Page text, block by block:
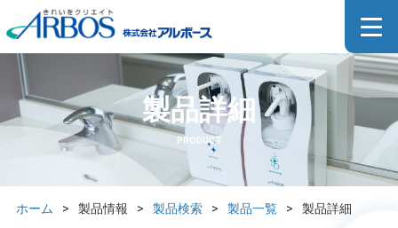
製品詳細
PRODUCT
ホーム > 製品情報 > 製品検索 > 製品一覧 > 製品詳細